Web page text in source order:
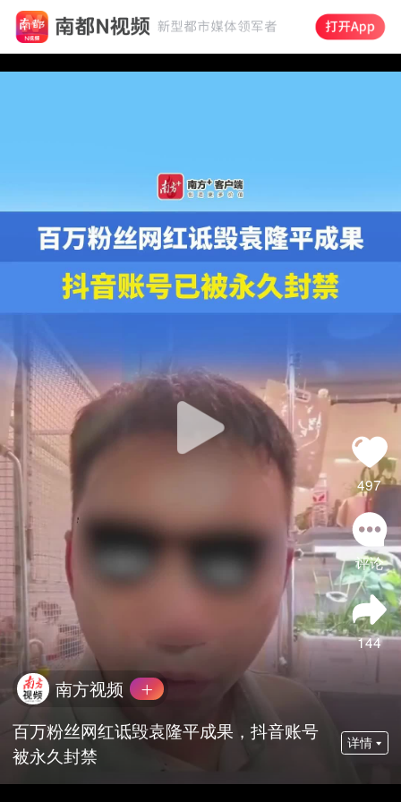
497
评论
144
南方视频
百万粉丝网红诋毁袁隆平成果，抖音账号
被永久封禁
详情